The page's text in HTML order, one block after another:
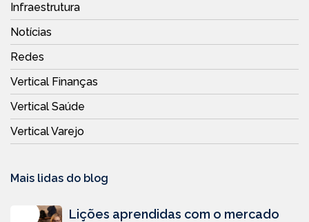
Infraestrutura
Notícias
Redes
Vertical Finanças
Vertical Saúde
Vertical Varejo
Mais lidas do blog
Lições aprendidas com o mercado